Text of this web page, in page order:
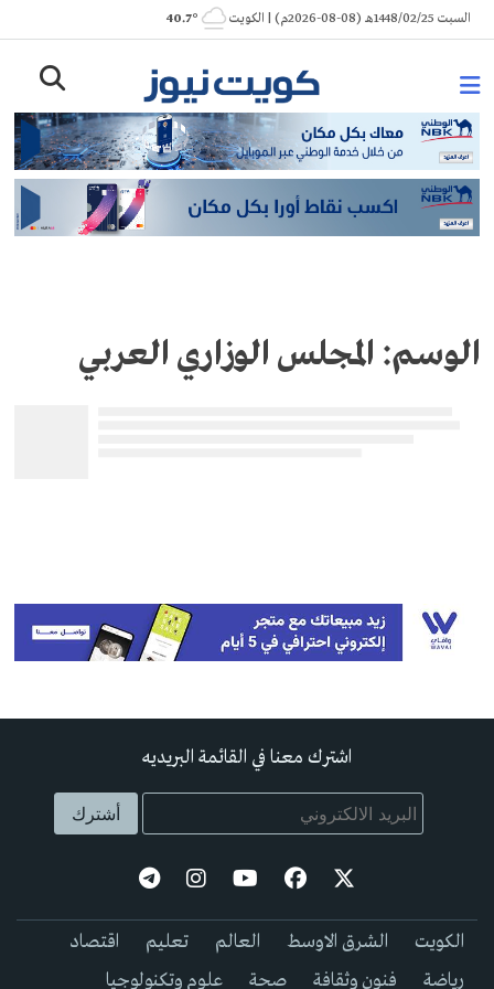
Skip
to
السبت 1448/02/25هـ (08-08-2026م) | الكويت ° 40.7
الوسم: المجلس الوزاري العربي
اشترك معنا في القائمة البريديه
الكويت الشرق الاوسط العالم تعليم
اقتصاد
رياضة
فنون وثقافة صحة علوم وتكنولوجيا